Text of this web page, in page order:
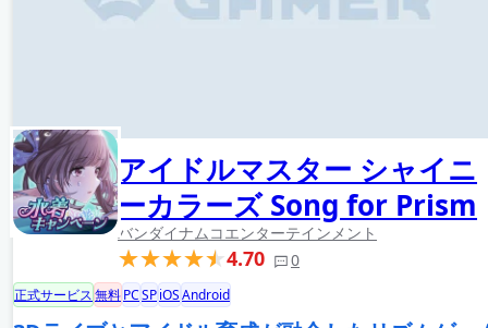
アイドルマスター シャイニ
ーカラーズ Song for Prism
バンダイナムコエンターテインメント
4.70 0
正式サービス無料PCSPiOSAndroid